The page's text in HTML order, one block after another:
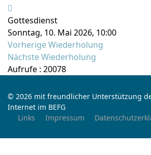
Gottesdienst
Sonntag, 10. Mai 2026, 10:00
Vorherige Wiederholung
Nächste Wiederholung
Aufrufe : 20078
© 2026 mit freundlicher Unterstützung
Internet im BEFG
Links
Impressum